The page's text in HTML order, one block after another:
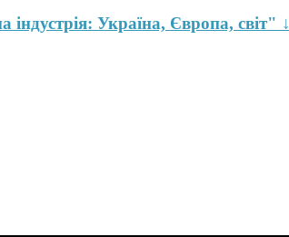
індустрія: Україна, Європа, світ" ↓